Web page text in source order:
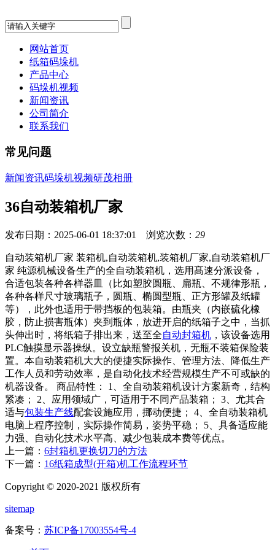
网站首页
纸箱码垛机
产品中心
码垛机视频
新闻资讯
公司简介
联系我们
常见问题
新闻资讯码垛机视频研茂相册
36自动装箱机厂家
发布日期：2025-06-01 18:37:01 浏览次数： 29
自动装箱机厂家 装箱机,自动装箱机,装箱机厂家,自动装箱机厂
家 纯源机械设备生产的全自动装箱机，选用髙速分派设备，
合适包装各种各样器皿（比如塑胶圆瓶、扁瓶、不规律形瓶，
各种各样尺寸玻璃瓶子，圆瓶、椭圆型瓶、正方形罐及纸罐
等），此外也适用于带挡板的包装箱。由瓶夹（内嵌硫化橡
胶，防止损害瓶体）夹到瓶体，放进开启的纸箱子之中，当抓
头伸出时，将纸箱子排出来，送至全自动封箱机 ，该设备选用
PLC触摸显示器操纵。设立缺瓶警报关机，无瓶不装箱保险装
置。本自动装箱机大大的便捷实际操作、管理方法、降低生产
工作人员和劳动效率，是自动化技术经营规模生产不可或缺的
机器设备。 商品特性： 1、全自动装箱机设计方案新奇，结构
紧凑； 2、应用领域广，可适用于不同产品装箱； 3、尤其合
适与包装生产线配套设施应用，挪动便捷； 4、全自动装箱机
电脑上程序控制，实际操作简易，姿势平稳； 5、具备适应能
力强、自动化技术水平高、减少包装成本费等优点。
上一篇： 6封箱机更换切刀的方法
下一篇： 16纸箱成型(开箱)机工作流程环节
Copyright © 2020-2021 版权所有
sitemap
备案号： 苏ICP备17003554号-4